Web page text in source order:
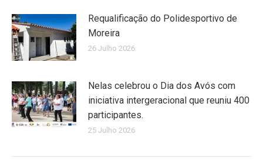
Requalificação do Polidesportivo de
Moreira
26 Julho 2026
Nelas celebrou o Dia dos Avós com
iniciativa intergeracional que reuniu 400
participantes.
25 Julho 2026